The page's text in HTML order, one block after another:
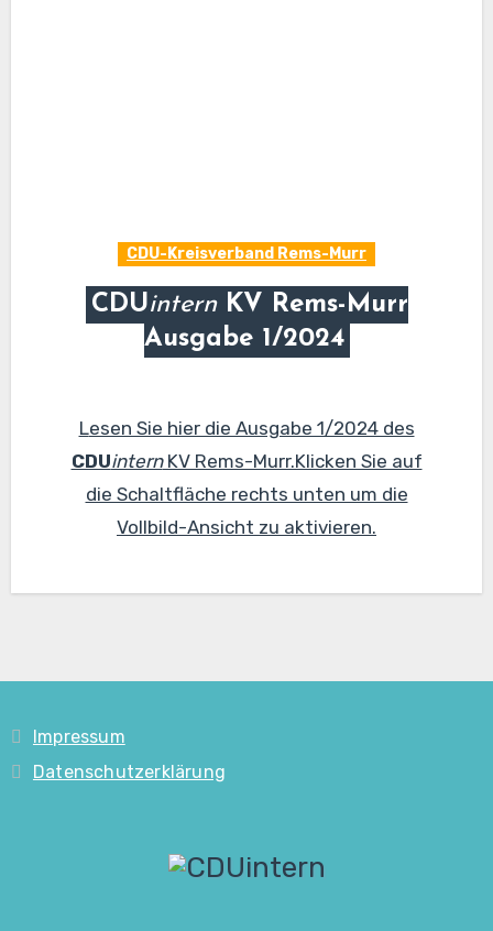
CDU-Kreisverband Rems-Murr
CDUinternKV Rems-Murr
Ausgabe 1/2024
Lesen Sie hier die Ausgabe 1/2024 des
CDUinternKV Rems-Murr.Klicken Sie auf
die Schaltfläche rechts unten um die
Vollbild-Ansicht zu aktivieren.
Impressum
Datenschutzerklärung